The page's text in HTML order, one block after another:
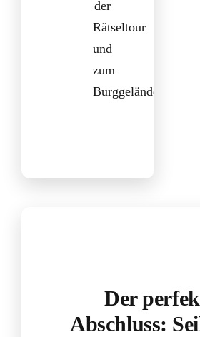
der
Rätseltour
und
zum
Burggelände)
Der
Abschluss: